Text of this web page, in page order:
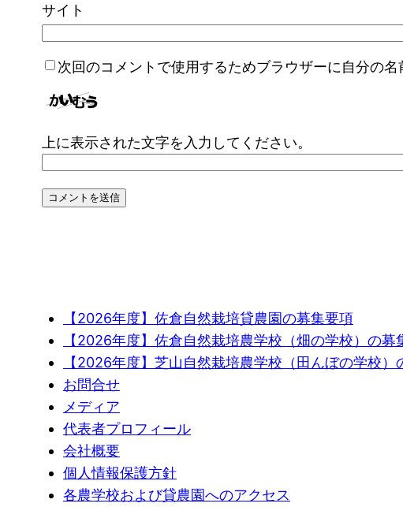
サイト
次回のコメントで使用するためブラウザーに自分の
上に表示された文字を入力してください。
【2026年度】佐倉自然栽培貸農園の募集要項
【2026年度】佐倉自然栽培農学校（畑の学校）の募
【2026年度】芝山自然栽培農学校（田んぼの学校）
お問合せ
メディア
代表者プロフィール
会社概要
個人情報保護方針
各農学校および貸農園へのアクセス